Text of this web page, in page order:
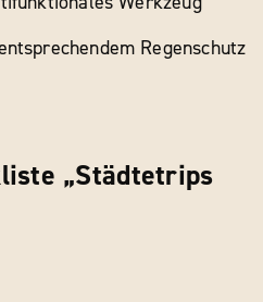
Regenschutz
„Städtetrips